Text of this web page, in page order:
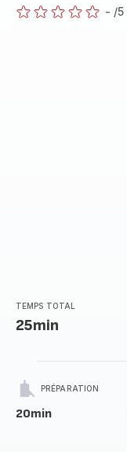
- /5
TEMPS TOTAL
25min
PRÉPARATION
20min